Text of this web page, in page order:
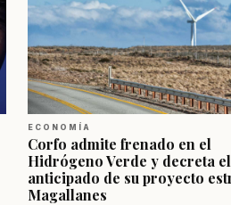
ECONOMÍA
Corfo admite frenado en el
Hidrógeno Verde y decreta
anticipado de su proyecto
Magallanes